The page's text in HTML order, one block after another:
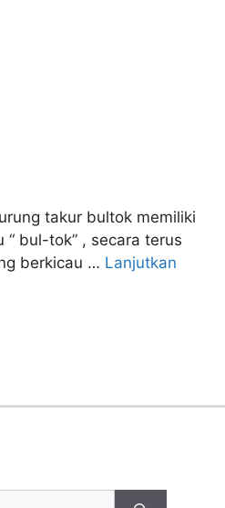
takur bultok memiliki
“ bul-tok” , secara terus
berkicau … Lanjutkan